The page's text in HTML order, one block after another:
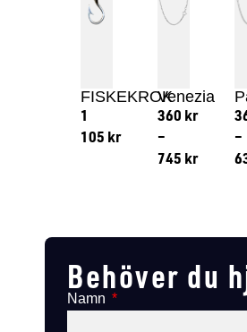
FISKEKROK
1
105 kr
Venezia
360 kr
–
745 kr
–
Behöver du
Namn